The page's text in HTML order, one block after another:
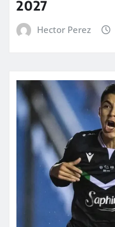
2027
Hector Perez